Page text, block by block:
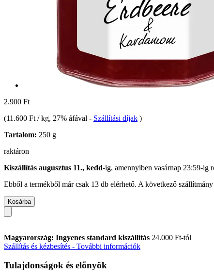
2.900 Ft
(11.600 Ft / kg, 27% áfával - Szállítási díjak )
Tartalom: 250 g
raktáron
Kiszállítás augusztus 11., kedd-ig, amennyiben vasárnap 23:59-ig
Ebből a termékből már csak 13 db elérhető. A következő
Kosárba
Magyarország: Ingyenes standard kiszállítás 24.000 Ft-tól
Szállítás és kézbesítés - További információk
Tulajdonságok és előnyök